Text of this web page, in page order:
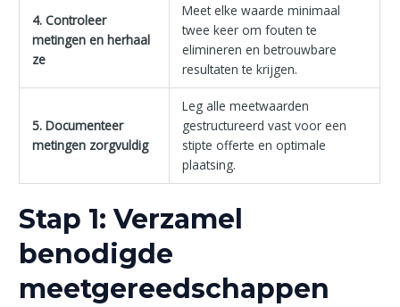
4. Controleer
metingen en herhaal
ze
Meet elke waarde minimaal
twee keer om fouten te
elimineren en betrouwbare
resultaten te krijgen.
5. Documenteer
metingen zorgvuldig
Leg alle meetwaarden
gestructureerd vast voor een
stipte offerte en optimale
plaatsing.
Stap 1: Verzamel
benodigde
meetgereedschappen